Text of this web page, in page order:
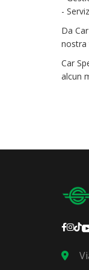
-
Da
nostra
Car
alcun